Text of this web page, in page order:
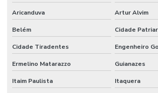
Fornecedor De Etiqueta Nylon Resinado
Fornecedor De Etiqueta Nylon Resinado Santa
Fornecedor De Etiquetas Adesivas Paraná
Aricanduva Artur Alvim
Belém Cidade
Cidade Tiradentes Engenheiro
Ermelino Matarazzo Guianazes
Itaim Paulista Itaquera